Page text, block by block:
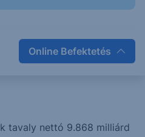
Online Befektetés
7,5 dollár/hordóval
tavaly nettó 9.868 milliárd